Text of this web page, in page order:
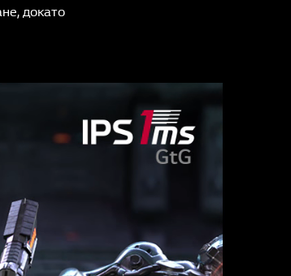
докато